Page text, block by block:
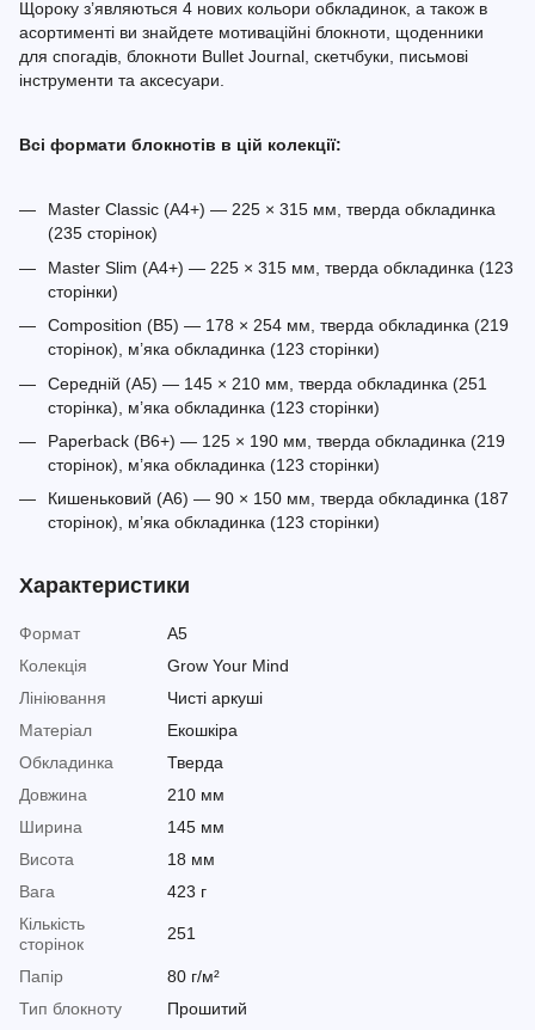
Щороку з’являються 4 нових кольори обкладинок, а також в
асортименті ви знайдете мотиваційні блокноти, щоденники
для спогадів, блокноти Bullet Journal, скетчбуки, письмові
інструменти та аксесуари.
Всі формати блокнотів в цій колекції:
Master Classic (A4+) — 225 × 315 мм, тверда обкладинка
(235 сторінок)
Master Slim (A4+) — 225 × 315 мм, тверда обкладинка (123
сторінки)
Composition (B5) — 178 × 254 мм, тверда обкладинка (219
сторінок), м’яка обкладинка (123 сторінки)
Середній (A5) — 145 × 210 мм, тверда обкладинка (251
сторінка), м’яка обкладинка (123 сторінки)
Paperback (B6+) — 125 × 190 мм, тверда обкладинка (219
сторінок), м’яка обкладинка (123 сторінки)
Кишеньковий (A6) — 90 × 150 мм, тверда обкладинка (187
сторінок), м’яка обкладинка (123 сторінки)
Характеристики
Формат
A5
Колекція
Grow Your Mind
Лініювання
Чисті аркуші
Матеріал
Екошкіра
Обкладинка
Тверда
Довжина
210 мм
Ширина
145 мм
Висота
18 мм
Вага
423 г
Кількість
сторінок
251
Папір
80 г/м²
Тип блокноту
Прошитий